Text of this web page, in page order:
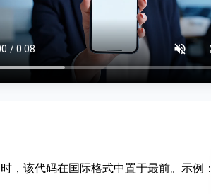
，该代码在国际格式中置于最前。示例：